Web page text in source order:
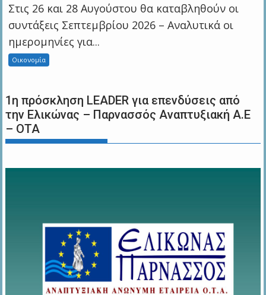
Στις 26 και 28 Αυγούστου θα καταβληθούν οι
συντάξεις Σεπτεμβρίου 2026 – Αναλυτικά οι
ημερομηνίες για...
Οικονομία
1η πρόσκληση LEADER για επενδύσεις από
την Ελικώνας – Παρνασσός Αναπτυξιακή Α.Ε
– ΟΤΑ